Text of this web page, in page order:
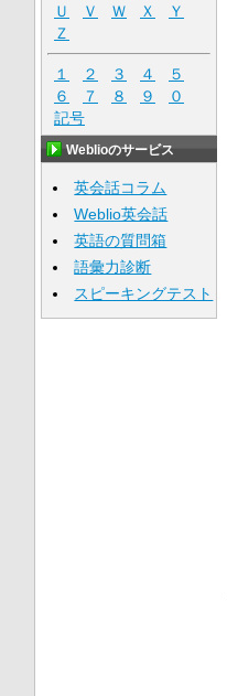
Ｕ
Ｖ Ｗ Ｘ
Ｙ
Ｚ
１ ２ ３ ４
５
６
７ ８ ９
０
記号
Weblioのサービス
英会話コラム
Weblio英会話
英語の質問箱
語彙力診断
スピーキングテスト